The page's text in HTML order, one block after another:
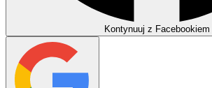
Kontynuuj z Facebookiem